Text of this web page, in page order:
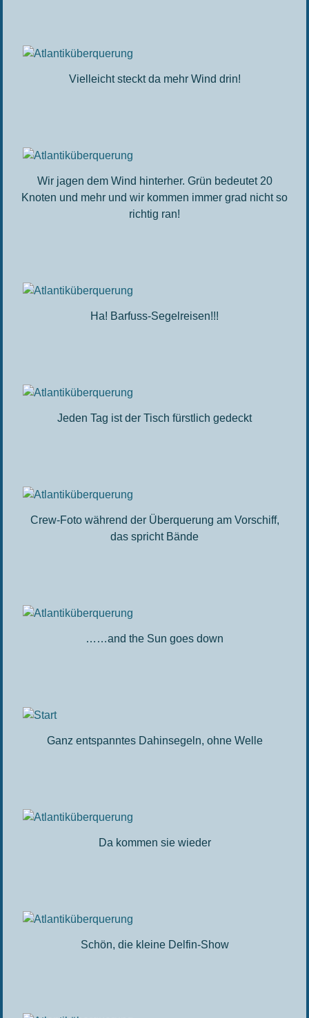
Vielleicht steckt da mehr Wind drin!
Wir jagen dem Wind hinterher. Grün bedeutet 20
Knoten und mehr und wir kommen immer grad nicht so
richtig ran!
Ha! Barfuss-Segelreisen!!!
Jeden Tag ist der Tisch fürstlich gedeckt
Crew-Foto während der Überquerung am Vorschiff,
das spricht Bände
……and the Sun goes down
Ganz entspanntes Dahinsegeln, ohne Welle
Da kommen sie wieder
Schön, die kleine Delfin-Show